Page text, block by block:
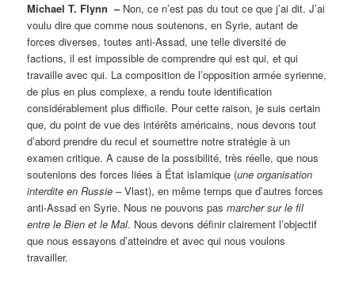
Michael T. Flynn –Non, ce n’est pas du tout ce que j’ai dit. J’ai
voulu dire que comme nous soutenons, en Syrie, autant de
forces diverses, toutes anti-Assad, une telle diversité de
factions, il est impossible de comprendre qui est qui, et qui
travaille avec qui. La composition de l’opposition armée syrienne,
de plus en plus complexe, a rendu toute identification
considérablement plus difficile. Pour cette raison, je suis certain
que, du point de vue des intérêts américains, nous devons tout
d’abord prendre du recul et soumettre notre stratégie à un
examen critique. A cause de la possibilité, très réelle, que nous
soutenions des forces liées à État islamique (une organisation
interdite en Russie –Vlast), en même temps que d’autres forces
anti-Assad en Syrie. Nous ne pouvons pasmarcher sur le fil
entre le Bien et le Mal. Nous devons définir clairement l’objectif
que nous essayons d’atteindre et avec qui nous voulons
travailler.